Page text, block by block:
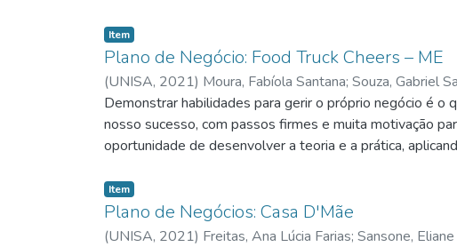
Item
Plano de Negócio: Food Truck Cheers – ME
(UNISA, 2021) Moura, Fabíola Santana; Souza, Gabriel
Demonstrar habilidades para gerir o próprio negócio é
nosso sucesso, com passos firmes e muita motivação
oportunidade de desenvolver a teoria e a prática,
Item
Plano de Negócios: Casa D'Mãe
(UNISA, 2021) Freitas, Ana Lúcia Farias; Sansone,